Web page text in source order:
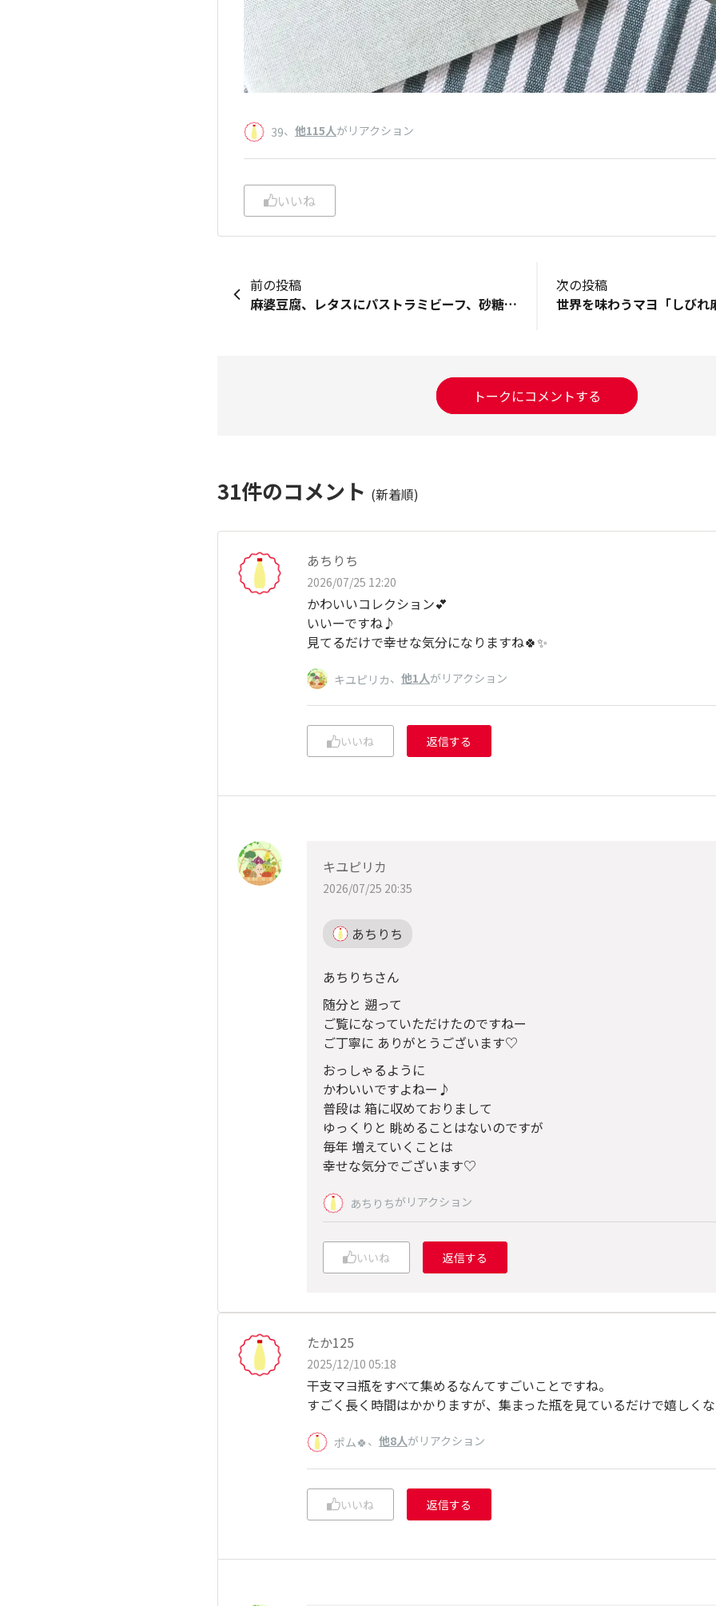
39、 他115人がリアクション
いいね
前の投稿
麻婆豆腐、レタスにパストラミビーフ、砂糖を使わないべったら漬けです。今日はサラダにはマヨネーズだけにしよう。
次の投稿
トークにコメントする
31件のコメント (新着順)
あちりち
2026/07/25 12:20
かわいいコレクション💕
いいーですね♪
見てるだけで幸せな気分になりますね🍀✨
キユピリカ、 他1人がリアクション
いいね 返信する
キユピリカ
2026/07/25 20:35
あちりち
あちりちさん
随分と 遡って
ご覧になっていただけたのですねー
ご丁寧に ありがとうございます♡
おっしゃるように
かわいいですよねー♪
普段は 箱に収めておりまして
ゆっくりと 眺めることはないのですが
毎年 増えていくことは
幸せな気分でございます♡
あちりちがリアクション
いいね 返信する
たか125
2025/12/10 05:18
干支マヨ瓶をすべて集めるなんてすごいことですね。
すごく長く時間はかかりますが、集まった瓶を見ているだけで嬉しくな
ポム🍀、 他8人がリアクション
いいね 返信する